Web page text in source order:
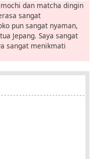
dan matcha dingin
sangat
pun sangat nyaman,
Jepang. Saya sangat
sangat menikmati